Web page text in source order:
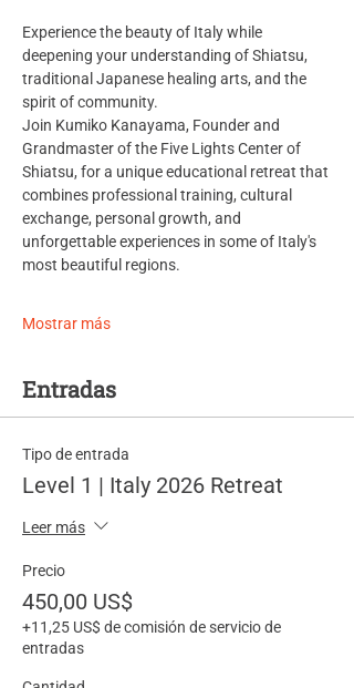
Experience the beauty of Italy while
deepening your understanding of Shiatsu,
traditional Japanese healing arts, and the
spirit of community.
Join Kumiko Kanayama, Founder and
Grandmaster of the Five Lights Center of
Shiatsu, for a unique educational retreat that
combines professional training, cultural
exchange, personal growth, and
unforgettable experiences in some of Italy's
most beautiful regions.
Mostrar más
Entradas
Tipo de entrada
Level 1 | Italy 2026 Retreat
Leer más
Precio
450,00 US$
+11,25 US$ de comisión de servicio de
entradas